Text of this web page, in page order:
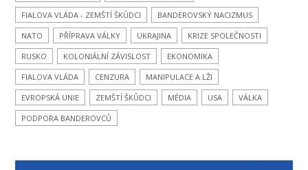
FIALOVA VLÁDA - ZEMŠTÍ ŠKŮDCI
BANDEROVSKÝ NACIZMUS
NATO
PŘÍPRAVA VÁLKY UKRAJINA
KRIZE SPOLEČNOSTI
RUSKO
KOLONIÁLNÍ ZÁVISLOST
EKONOMIKA
FIALOVA VLÁDA
CENZURA
MANIPULACE A LŽI
EVROPSKÁ UNIE
ZEMŠTÍ ŠKŮDCI MÉDIA USA
VÁLKA
PODPORA BANDEROVCŮ